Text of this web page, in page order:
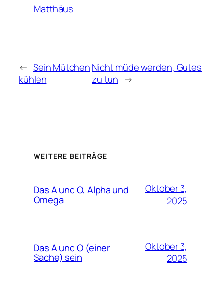
Matthäus
← Sein Mütchen
kühlen
Nicht müde werden, Gutes
zu tun →
WEITERE BEITRÄGE
Das A und O, Alpha und
Omega
Oktober 3,
2025
Das A und O (einer
Sache) sein
Oktober 3,
2025